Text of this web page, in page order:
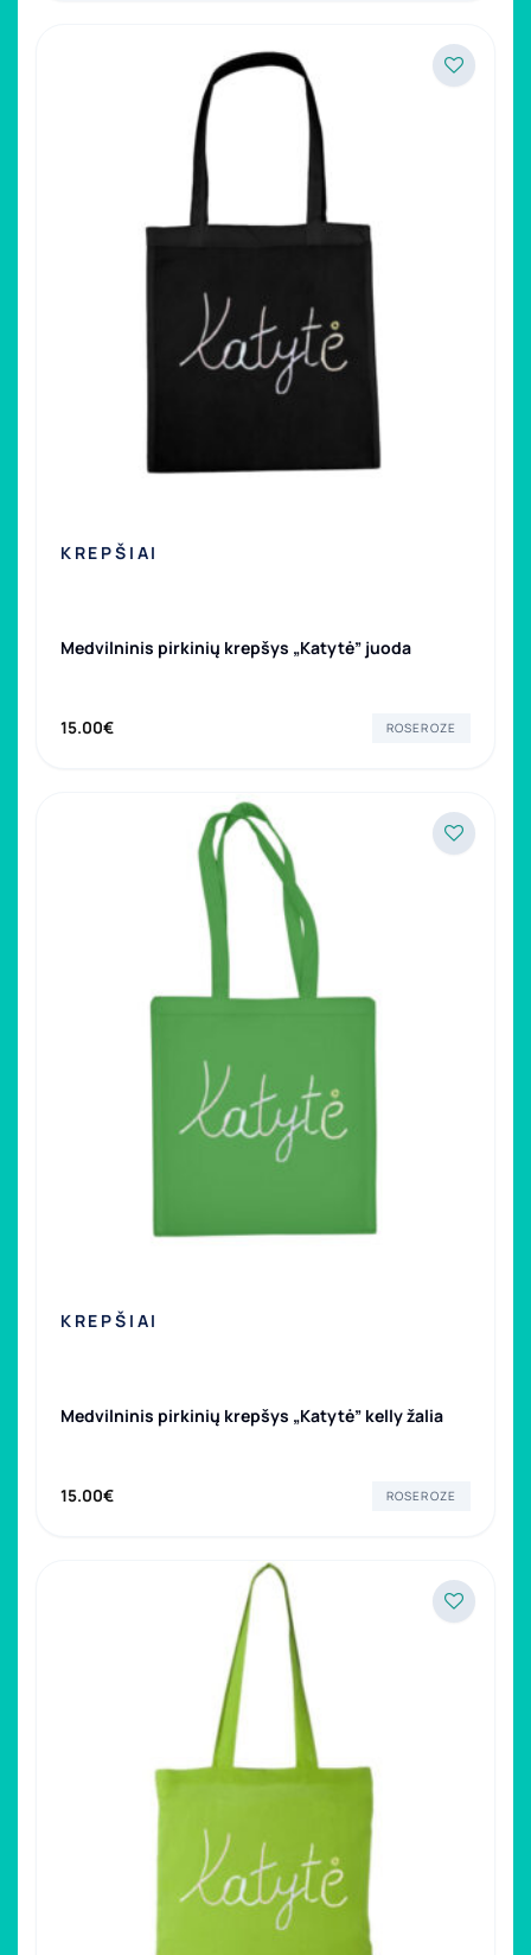
KREPŠIAI
Medvilninis pirkinių krepšys „Katytė” juoda
15.00€ ROSEROZE
KREPŠIAI
Medvilninis pirkinių krepšys „Katytė” kelly žalia
15.00€ ROSEROZE